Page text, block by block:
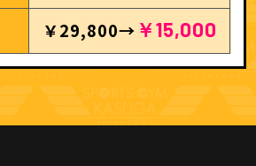
￥29,800→ ￥15,000